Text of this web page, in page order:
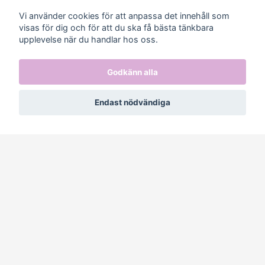
Sociala medier
Prenumerera på vårt nyhetsbrev
Vi använder cookies för att anpassa det innehåll som
visas för dig och för att du ska få bästa tänkbara
upplevelse när du handlar hos oss.
Godkänn alla
Endast nödvändiga